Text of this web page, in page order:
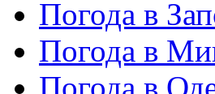
Погода в
Погода в